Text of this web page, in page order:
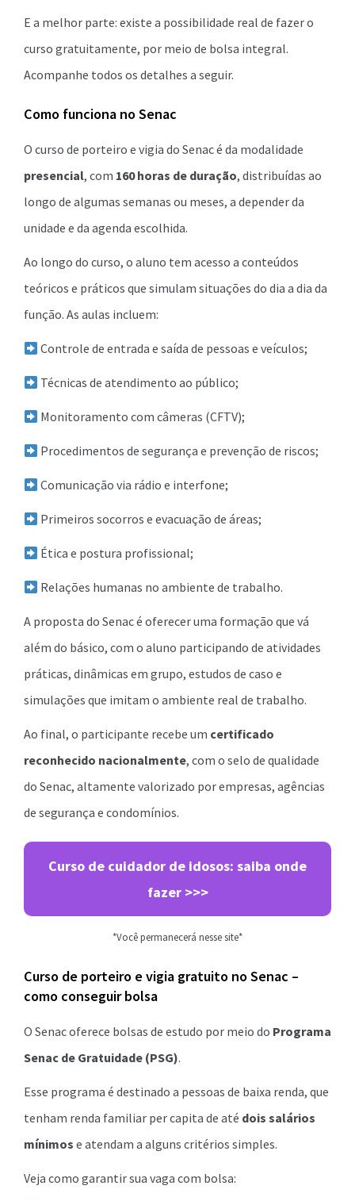
E a melhor parte: existe a possibilidade real de fazer o
curso gratuitamente, por meio de bolsa integral.
Acompanhe todos os detalhes a seguir.
Como funciona no Senac
O curso de porteiro e vigia do Senac é da modalidade
presencial, com 160 horas de duração, distribuídas ao
longo de algumas semanas ou meses, a depender da
unidade e da agenda escolhida.
Ao longo do curso, o aluno tem acesso a conteúdos
teóricos e práticos que simulam situações do dia a dia da
função. As aulas incluem:
Controle de entrada e saída de pessoas e veículos;
Técnicas de atendimento ao público;
Monitoramento com câmeras (CFTV);
Procedimentos de segurança e prevenção de riscos;
Comunicação via rádio e interfone;
Primeiros socorros e evacuação de áreas;
Ética e postura profissional;
Relações humanas no ambiente de trabalho.
A proposta do Senac é oferecer uma formação que vá
além do básico, com o aluno participando de atividades
práticas, dinâmicas em grupo, estudos de caso e
simulações que imitam o ambiente real de trabalho.
Ao final, o participante recebe um certificado
reconhecido nacionalmente, com o selo de qualidade
do Senac, altamente valorizado por empresas, agências
de segurança e condomínios.
Curso de cuidador de idosos: saiba onde
fazer >>>
*Você permanecerá nesse site*
Curso de porteiro e vigia gratuito no Senac –
como conseguir bolsa
O Senac oferece bolsas de estudo por meio do Programa
Senac de Gratuidade (PSG).
Esse programa é destinado a pessoas de baixa renda, que
tenham renda familiar per capita de até dois salários
mínimos e atendam a alguns critérios simples.
Veja como garantir sua vaga com bolsa: